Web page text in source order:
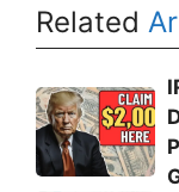
Related